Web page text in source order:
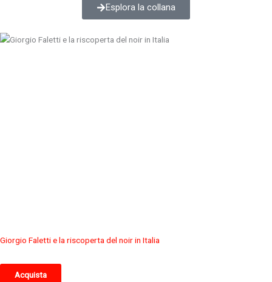
Esplora la collana
Giorgio Faletti e la riscoperta del noir in Italia
Acquista